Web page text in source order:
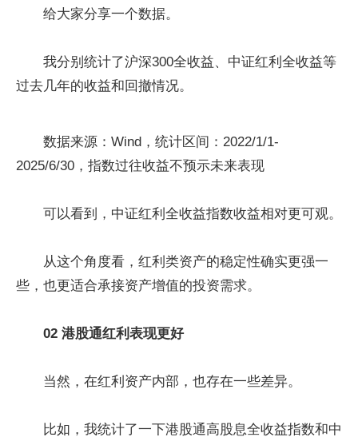
给大家分享一个数据。
我分别统计了沪深300全收益、中证红利全收益等
过去几年的收益和回撤情况。
数据来源：Wind，统计区间：2022/1/1-
2025/6/30，指数过往收益不预示未来表现
可以看到，中证红利全收益指数收益相对更可观。
从这个角度看，红利类资产的稳定性确实更强一
些，也更适合承接资产增值的投资需求。
02 港股通红利表现更好
当然，在红利资产内部，也存在一些差异。
比如，我统计了一下港股通高股息全收益指数和中